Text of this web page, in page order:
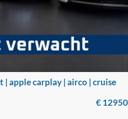
| apple carplay | airco | cruise
€ 12950